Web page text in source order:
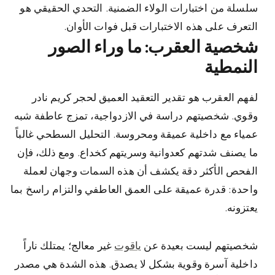
سلسلة من اختبارات الولاء الضمنية. التحدي الحقيقي هو
التعرف على هذه الاختبارات قبل فوات الأوان.
شخصية العقرب: ما وراء الصور
النمطية
لفهم العقرب هو تقدير التعقيد العميق لحجر كريم نادر
وقوي. شخصيتهم دراسة في الازدواجية، تمزج عاطفة شبه
عمياء مع داخلية عميقة ومحروسة. التحليل السطحي غالباً
ما يصنف شدتهم كعدوانية وسريتهم كخداع. ومع ذلك، فإن
الفحص الأكثر دقة يكشف أن هذه السمات وجهان لعملة
واحدة: قدرة عميقة على العمق العاطفي والتزام راسخ بما
يعتزونه.
شخصيتهم ليست بعيدة عنياقوتغير معالج؛ يمتلك ناراً
داخلية آسرة وقوية بشكل لا يصدق. هذه الشدة هي مصدر